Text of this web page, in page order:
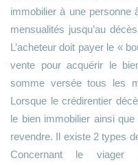
immobilier à une personne
mensualités jusqu’au
L’acheteur doit payer le «
vente pour acquérir le
somme versée tous les
Lorsque le crédirentier
le bien immobilier ainsi
revendre. Il existe 2 types
Concernant le viager